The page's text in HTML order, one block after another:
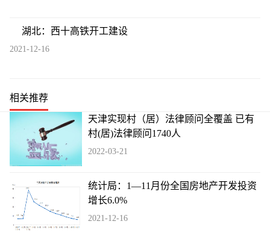
湖北：西十高铁开工建设
2021-12-16
相关推荐
天津实现村（居）法律顾问全覆盖 已有
村(居)法律顾问1740人
2022-03-21
统计局：1—11月份全国房地产开发投资
增长6.0%
2021-12-16